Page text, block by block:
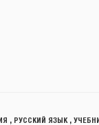
, РУССКИЙ ЯЗЫК,